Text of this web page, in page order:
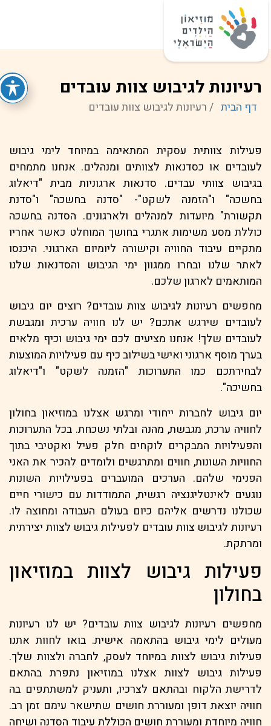
רעיונות לגיבוש צוות עובדים
דף הבית / רעיונות לגיבוש צוות עובדים
פעילות צוותית עסקית המתאימה במיוחד לימי גיבוש
לעובדים או כסדנאות לצוותים ומנהלים. אנחנו מתמחים
בגיבוש צוותי עבדים. סדנאות ארגוניות מבית "דיאלוג
בחשכה" ו"הזמנה לשקט"- "סדנה בחשכה" ו"סדנת
תקשורת" מיועדות למנהלים ולארגונים. הסדנה בחשכה
כוללת מסע משימות אתגרי בחושך המוחלט כאשר אחריו
מתקיים עיבוד החוויה וקישורה ליומיום הארגוני. היכנסו
לאתר שלנו ובחרו ממגוון ימי הגיבוש והסדנאות שלנו
המותאמים לארגון שלכם.
מחפשים רעיונות לגיבוש צוות עובדים? רוצים יום גיבוש
לעובדים שירגש אתכם? יש לנו חוויה ערכית ומגבשת
לעובדים שלך! אנחנו מציעים לכם ימי גיבוש וכיף מלאים
בערך מוסף ארגוני ואישי בשילוב כיף עם פעילויות המוצעות
לבחירתכם כמו התערוכות "הזמנה לשקט" ו"דיאלוג
בחשיכה".
יום גיבוש לחברות ייחודי ומרגש אצלנו במוזיאון בחולון
לחוויה ערכת, מגבשת, מהנה ובלתי נשכחת. בכל התערוכות
והפעילויות המבקרים לוקחים חלק פעיל ואקטיבי בתוך
החוויות השונות, חווים ומתרגשים ולומדים להכיר את האני
הפנימי שלהם. הערכים המועברים בפעילויות השונות
נוגעים לאינטליגנציה רגשית, התמודדות עם כישורי חיים
שכולנו נדרשים אליהם כיום בעולם העבודה ומחוצה לו.
רעיונות לגיבוש צוות עובדים לפעילות גיבוש לצוות יצירתית
ומרתקת.
פעילות גיבוש לצוות במוזיאון
בחולון
מחפשים רעיונות לגיבוש צוות עובדים? יש לנו רעיונות
מעולים לימי גיבוש בהתאמה אישית. בואו לחוות אתנו
פעילות גיבוש לצוות במיוחד לעסק, לחברה ולצוות שלך.
פעילות גיבוש לצוות אצלנו במוזיאון נתפרת בהתאם
לדרישת הלקוח ובהתאם לצרכיו, ותעניק למשתתפים בה
חוויה יוצאת דופן ומעוררת חושים שתישאר עימם זמן רב.
חוויה מיוחדת ומעוררת חושים הכוללת עיבוד הסדנה ושיחה